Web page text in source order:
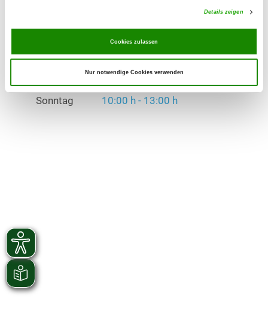
Details zeigen
Cookies zulassen
Nur notwendige Cookies verwenden
Übungszeiten im Winter:
18:00 h - 20:00 h
Sonntag 10:00 h - 13:00 h